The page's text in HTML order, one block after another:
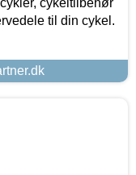
til din cykel.